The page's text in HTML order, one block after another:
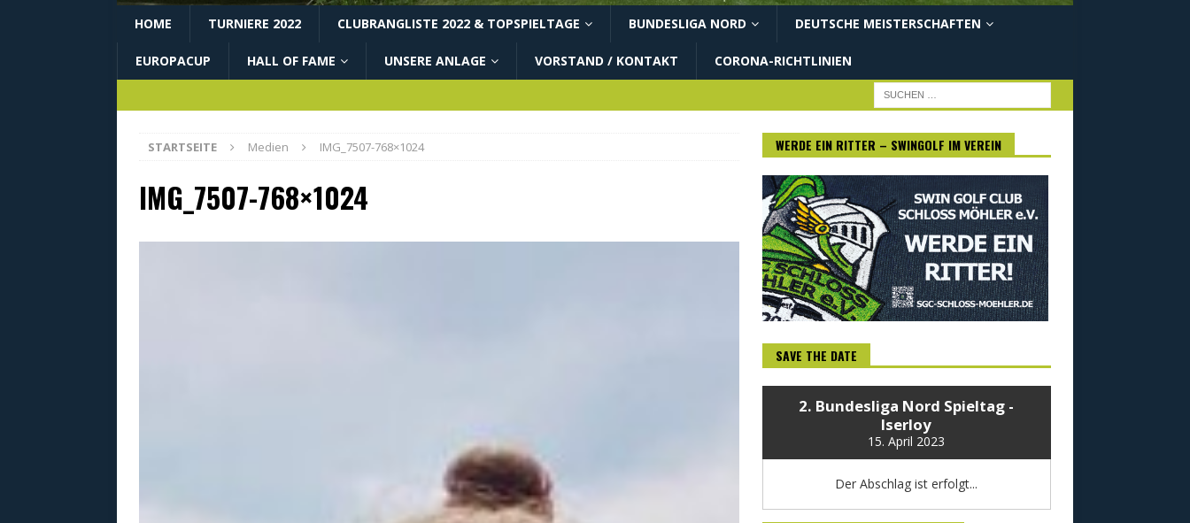
HOME TURNIERE 2022 CLUBRANGLISTE 2022 & TOPSPIELTAGE BUNDESLIGA NORD DEUTSCHE MEISTERSCHAFTEN
EUROPACUP HALL OF FAME UNSERE ANLAGE VORSTAND / KONTAKT CORONA-RICHTLINIEN
STARTSEITE Medien IMG_7507-768×1024
IMG_7507-768×1024
WERDE EIN RITTER – SWINGOLF IM VEREIN
SAVE THE DATE
2. Bundesliga Nord Spieltag -
Iserloy
15. April 2023
Der Abschlag ist erfolgt...